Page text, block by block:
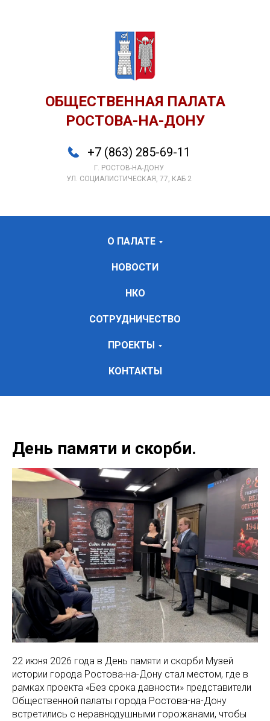
ОБЩЕСТВЕННАЯ ПАЛАТА
РОСТОВА-НА-ДОНУ
+7 (863) 285-69-11
Г. РОСТОВ-НА-ДОНУ
УЛ. СОЦИАЛИСТИЧЕСКАЯ, 77, КАБ 2
О ПАЛАТЕ
НОВОСТИ
НКО
СОТРУДНИЧЕСТВО
ПРОЕКТЫ
КОНТАКТЫ
День памяти и скорби.
22 июня 2026 года в День памяти и скорби Музей
истории города Ростова-на-Дону стал местом, где в
рамках проекта «Без срока давности» представители
Общественной палаты города Ростова-на-Дону
встретились с неравнодушными горожанами, чтобы